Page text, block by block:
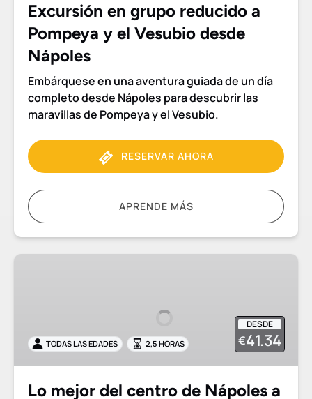
Vesubio
desde
Nápoles
Excursión en grupo reducido a
Pompeya y el Vesubio desde
Nápoles
Embárquese en una aventura guiada de un día
completo desde Nápoles para descubrir las
maravillas de Pompeya y el Vesubio.
RESERVAR AHORA
APRENDE MÁS
Lo
Nápoles
a
DESDE
€41.34
TODAS LAS EDADES 2,5 HORAS
Lo mejor del centro de Nápoles a